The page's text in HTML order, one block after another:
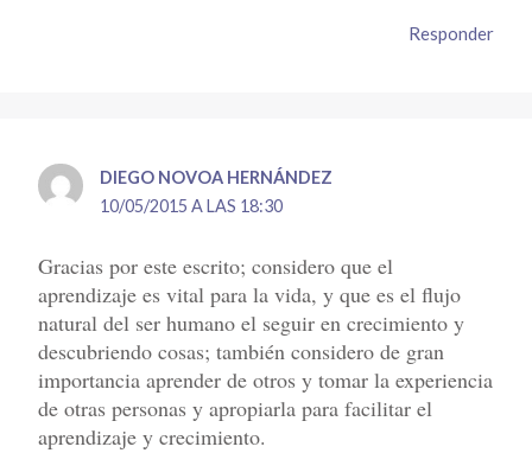
Responder
DIEGO NOVOA HERNÁNDEZ
10/05/2015 A LAS 18:30
Gracias por este escrito; considero que el
aprendizaje es vital para la vida, y que es el flujo
natural del ser humano el seguir en crecimiento y
descubriendo cosas; también considero de gran
importancia aprender de otros y tomar la experiencia
de otras personas y apropiarla para facilitar el
aprendizaje y crecimiento.